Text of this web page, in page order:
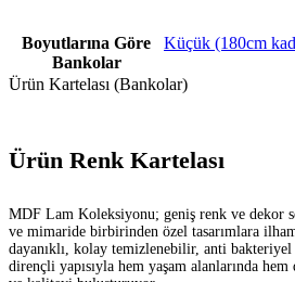
Boyutlarına Göre
Bankolar
Küçük (180cm
Ürün Kartelası (Bankolar)
Ürün Renk Kartelası
MDF Lam Koleksiyonu; geniş renk ve dekor
ve mimaride birbirinden özel tasarımlara
dayanıklı, kolay temizlenebilir, anti bakteriyel
dirençli yapısıyla hem yaşam alanlarında hem